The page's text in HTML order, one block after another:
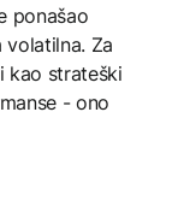
ponašao
Za
kao strateški
- ono